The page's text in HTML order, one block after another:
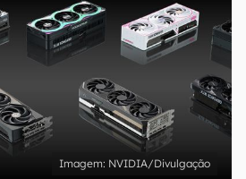
NVIDIA/Divulgação